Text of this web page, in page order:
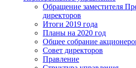
Обращение заместителя
директоров
Итоги 2019 года
Планы на 2020 год
Общее собрание
Совет директоров
Правление